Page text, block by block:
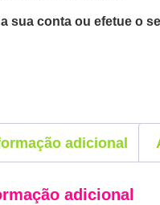
sua conta ou efetue o
adicional
adicional